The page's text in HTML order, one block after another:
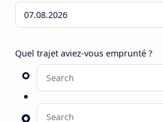
Quel trajet aviez-vous emprunté ?